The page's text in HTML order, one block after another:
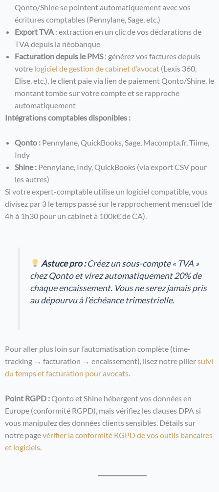
Qonto/Shine se pointent automatiquement avec vos
écritures comptables (Pennylane, Sage, etc.)
Export TVA : extraction en un clic de vos déclarations de
TVA depuis la néobanque
Facturation depuis le PMS: générez vos factures depuis
votre logiciel de gestion de cabinet d’avocat (Lexis 360,
Elise, etc.), le client paie via lien de paiement Qonto/Shine, le
montant tombe sur votre compte et se rapproche
automatiquement
Intégrations comptables disponibles :
Qonto : Pennylane, QuickBooks, Sage, Macompta.fr, Tiime,
Indy
Shine : Pennylane, Indy, QuickBooks (via export CSV pour
les autres)
Si votre expert-comptable utilise un logiciel compatible, vous
divisez par 3 le temps passé sur le rapprochement mensuel (de
4h à 1h30 pour un cabinet à 100k€ de CA).
Astuce pro :Créez un sous-compte « TVA »
chez Qonto et virez automatiquement 20% de
chaque encaissement. Vous ne serez jamais pris
au dépourvu à l’échéance trimestrielle.
Pour aller plus loin sur l’automatisation complète (time-
tracking → facturation → encaissement), lisez notre piliersuivi
du temps et facturation pour avocats.
Point RGPD :Qonto et Shine hébergent vos données en
Europe (conformité RGPD), mais vérifiez les clauses DPA si
vous manipulez des données clients sensibles. Détails sur
notre pagevérifier la conformité RGPD de vos outils bancaires
et logiciels